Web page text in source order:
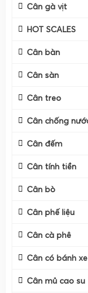
Cân gà vịt
HOT SCALES
Cân bàn
Cân sàn
Cân treo
Cân chống
Cân đếm
Cân tính tiền
Cân bò
Cân phế liệu
Cân cà phê
Cân có bánh xe
Cân mủ cao su
Cân điện tử
vườn, thương lái
mỗi dòng cân
chính xác, đáp
Đăk Lăk, Gia Lai)